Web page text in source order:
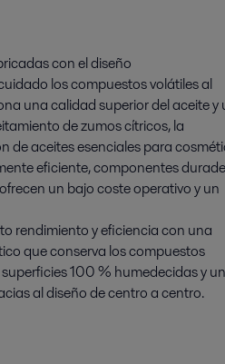
con el diseño
los compuestos volátiles al
una calidad superior del aceite y
de zumos cítricos, la
de aceites esenciales para
eficiente, componentes
un bajo coste operativo y un
rendimiento y eficiencia con una
que conserva los compuestos
100 % humedecidas y un
al diseño de centro a centro.